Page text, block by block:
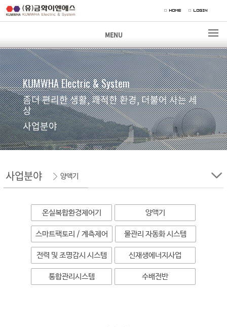
MENU
KUMWHA Electric & System
좀더 편리한 생활, 쾌적한 환경, 더불어 사는 세
상
사업분야
사업분야 양액기
온실복합환경제어기 양액기
스마트팩토리 / 계측제어 물관리 자동화 시스템
전력 및 조명감시 시스템 신재생에너지사업
통합관리시스템 수배전반